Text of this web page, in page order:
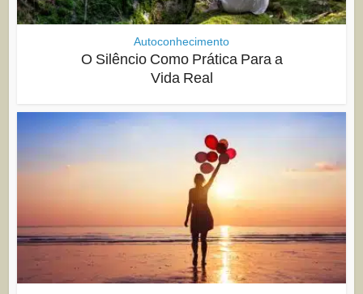
Autoconhecimento
O Silêncio Como Prática Para a
Vida Real